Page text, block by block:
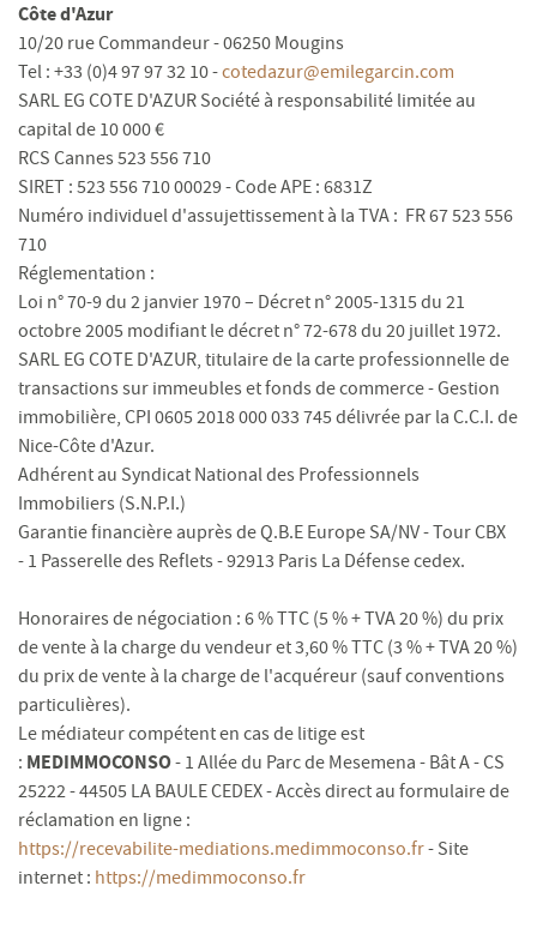
Côte d'Azur
10/20 rue Commandeur - 06250 Mougins
Tel : +33 (0)4 97 97 32 10 -cotedazur@emilegarcin.com
SARL EG COTE D'AZUR Société à responsabilité limitée au
capital de 10 000 €
RCS Cannes 523 556 710
SIRET : 523 556 710 00029 - Code APE : 6831Z
Numéro individuel d'assujettissement à la TVA : FR 67 523 556
710
Réglementation :
Loi n° 70-9 du 2 janvier 1970 – Décret n° 2005-1315 du 21
octobre 2005 modifiant le décret n° 72-678 du 20 juillet 1972.
SARL EG COTE D'AZUR, titulaire de la carte professionnelle de
transactions sur immeubles et fonds de commerce - Gestion
immobilière, CPI 0605 2018 000 033 745 délivrée par la C.C.I. de
Nice-Côte d'Azur.
Adhérent au Syndicat National des Professionnels
Immobiliers (S.N.P.I.)
Garantie financière auprès de Q.B.E Europe SA/NV - Tour CBX
- 1 Passerelle des Reflets - 92913 Paris La Défense cedex.
Honoraires de négociation : 6 % TTC (5 % + TVA 20 %) du prix
de vente à la charge du vendeur et 3,60 % TTC (3 % + TVA 20 %)
du prix de vente à la charge de l'acquéreur (sauf conventions
particulières).
Le médiateur compétent en cas de litige est
: MEDIMMOCONSO- 1 Allée du Parc de Mesemena - Bât A - CS
25222 - 44505 LA BAULE CEDEX - Accès direct au formulaire de
réclamation en ligne :
https://recevabilite-mediations.medimmoconso.fr- Site
internet : https://medimmoconso.fr